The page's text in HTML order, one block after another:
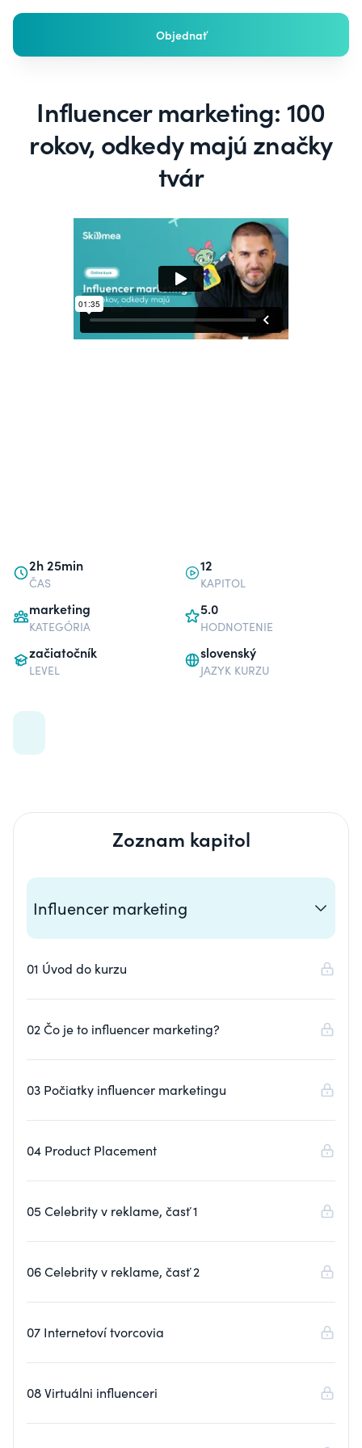
Objednať
Influencer marketing: 100
rokov, odkedy majú značky
tvár
2h 25min
ČAS
12
KAPITOL
marketing
KATEGÓRIA
5.0
HODNOTENIE
začiatočník
LEVEL
slovenský
JAZYK KURZU
Zoznam kapitol
Influencer marketing
01 Úvod do kurzu
02 Čo je to influencer marketing?
03 Počiatky influencer marketingu
04 Product Placement
05 Celebrity v reklame, časť 1
06 Celebrity v reklame, časť 2
07 Internetoví tvorcovia
08 Virtuálni influenceri